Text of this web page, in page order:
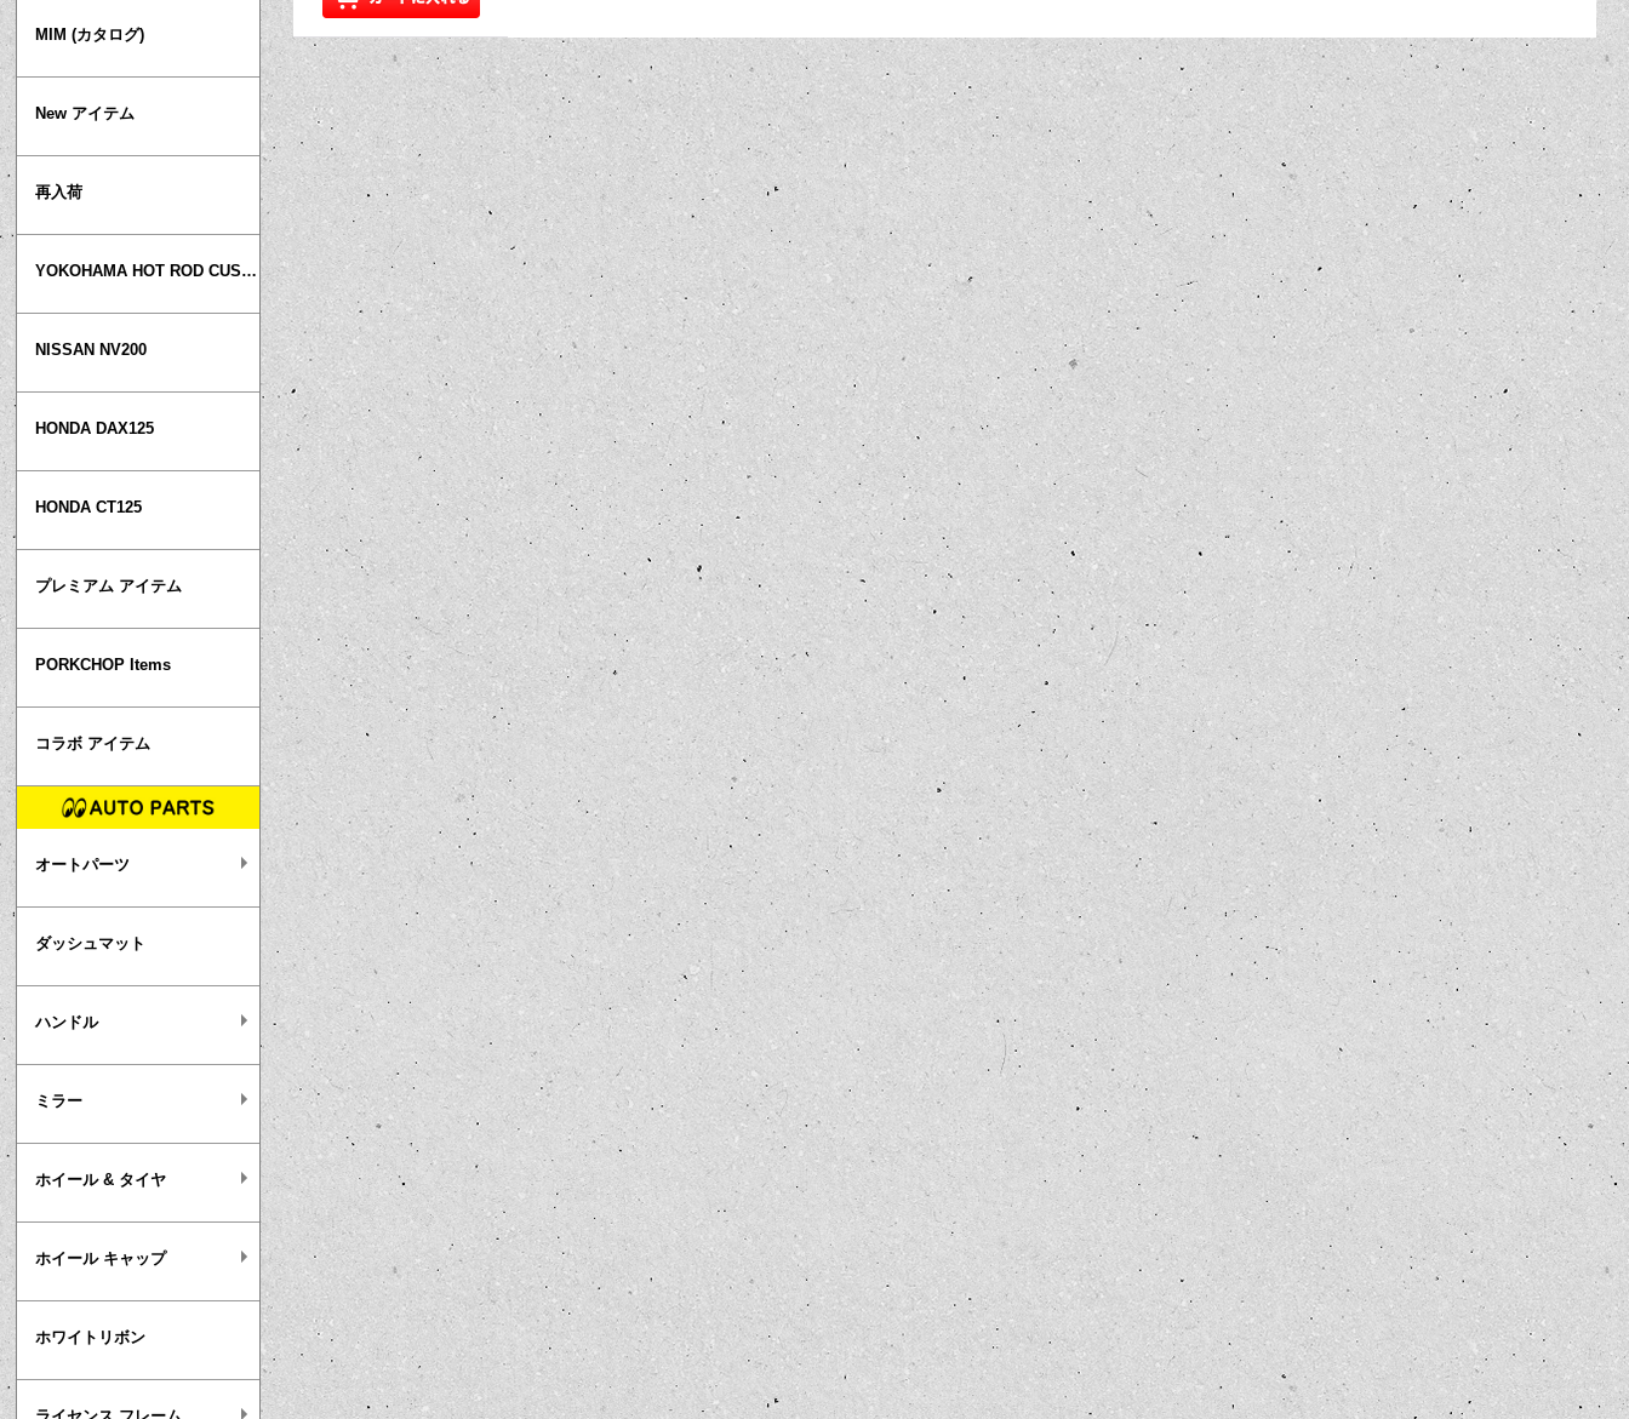
MIM (カタログ)
New アイテム
再入荷
YOKOHAMA HOT ROD CUSTOM SHOW
NISSAN NV200
HONDA DAX125
HONDA CT125
プレミアム アイテム
PORKCHOP Items
コラボ アイテム
オートパーツ
ダッシュマット
ハンドル
ミラー
ホイール & タイヤ
ホイール キャップ
ホワイトリボン